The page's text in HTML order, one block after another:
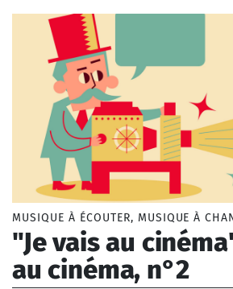
MUSIQUE À ÉCOUTER, MUSIQUE À
"Je vais au
au cinéma, n°2